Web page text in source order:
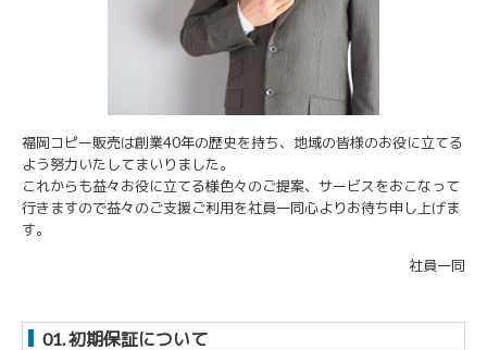
福岡コピー販売は創業40年の歴史を持ち、地域の皆様のお役に立てる
よう努力いたしてまいりました。
これからも益々お役に立てる様色々のご提案、サービスをおこなって
行きますので益々のご支援ご利用を社員一同心よりお待ち申し上げま
す。
社員一同
01. 初期保証について